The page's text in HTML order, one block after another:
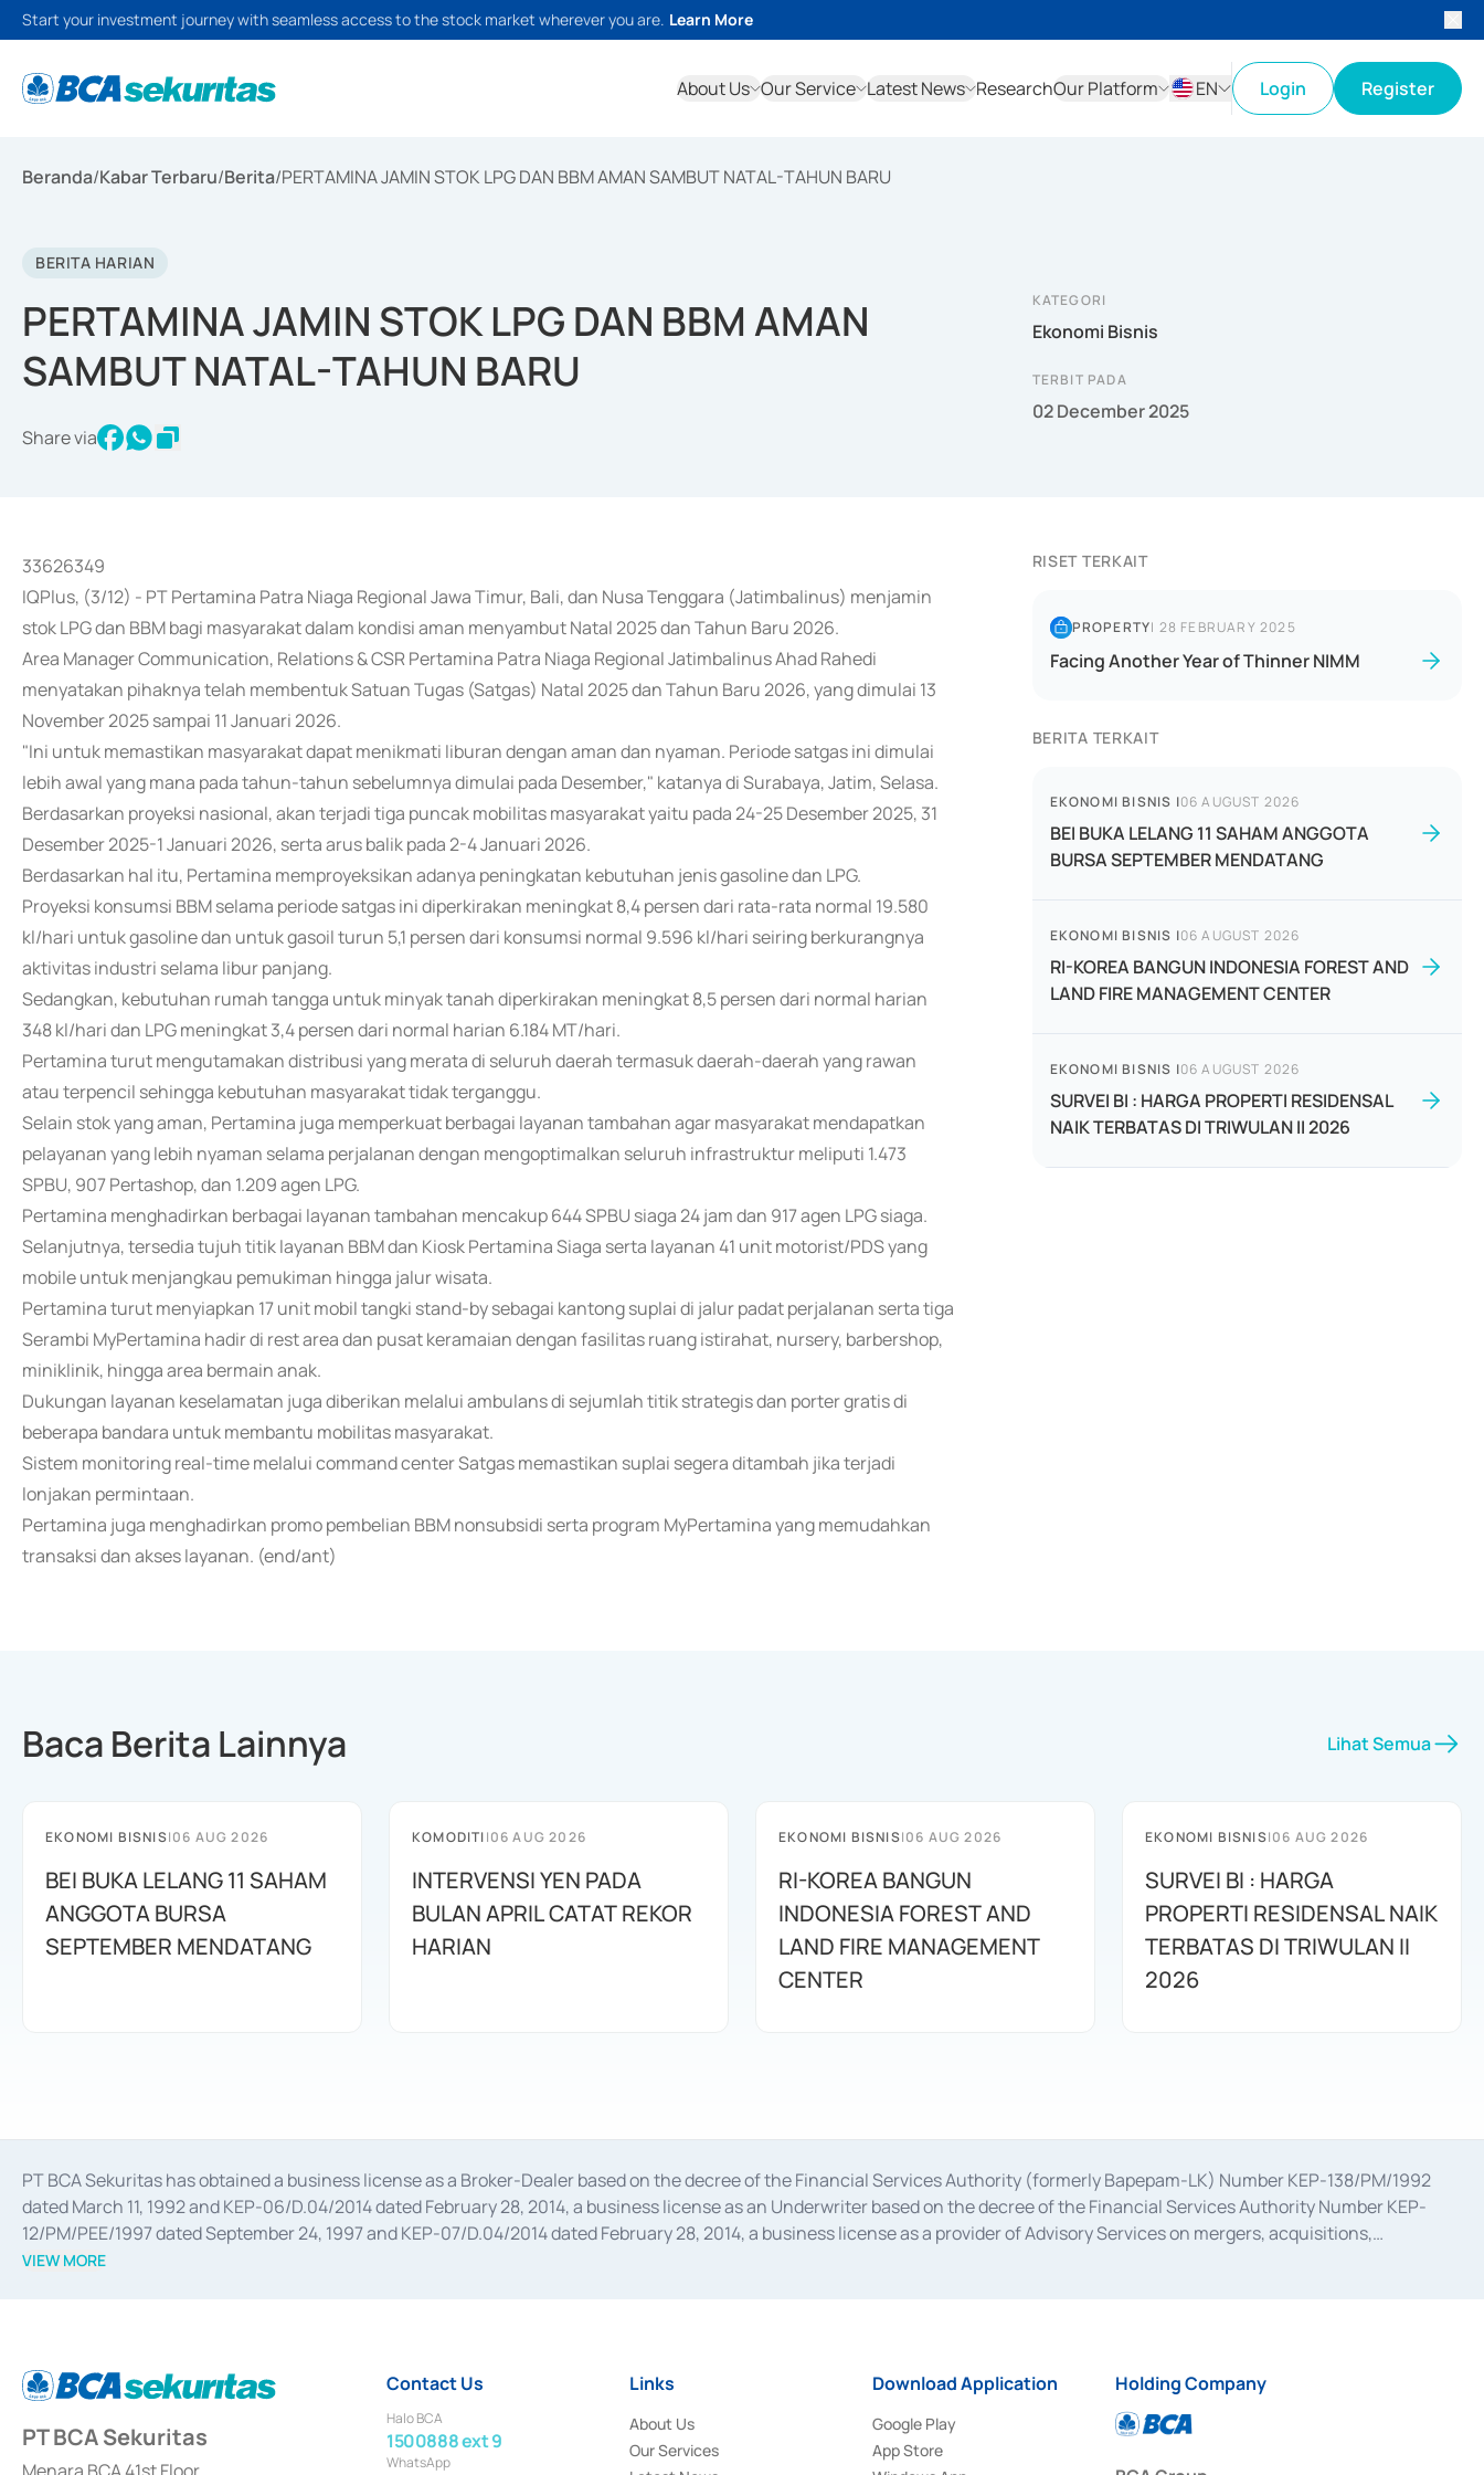
Start your investment journey with seamless access to the stock market wherever you are. Learn More
About Us Our Service Latest News ResearchOur Platform
EN
Login Register
Beranda/Kabar Terbaru/Berita/PERTAMINA JAMIN STOK LPG DAN BBM AMAN SAMBUT NATAL-TAHUN BARU
BERITA HARIAN
PERTAMINA JAMIN STOK LPG DAN BBM AMAN
SAMBUT NATAL-TAHUN BARU
Share via
KATEGORI
Ekonomi Bisnis
TERBIT PADA
02 December 2025
33626349
IQPlus, (3/12) - PT Pertamina Patra Niaga Regional Jawa Timur, Bali, dan Nusa Tenggara (Jatimbalinus) menjamin
stok LPG dan BBM bagi masyarakat dalam kondisi aman menyambut Natal 2025 dan Tahun Baru 2026.
Area Manager Communication, Relations & CSR Pertamina Patra Niaga Regional Jatimbalinus Ahad Rahedi
menyatakan pihaknya telah membentuk Satuan Tugas (Satgas) Natal 2025 dan Tahun Baru 2026, yang dimulai 13
November 2025 sampai 11 Januari 2026.
"Ini untuk memastikan masyarakat dapat menikmati liburan dengan aman dan nyaman. Periode satgas ini dimulai
lebih awal yang mana pada tahun-tahun sebelumnya dimulai pada Desember," katanya di Surabaya, Jatim, Selasa.
Berdasarkan proyeksi nasional, akan terjadi tiga puncak mobilitas masyarakat yaitu pada 24-25 Desember 2025, 31
Desember 2025-1 Januari 2026, serta arus balik pada 2-4 Januari 2026.
Berdasarkan hal itu, Pertamina memproyeksikan adanya peningkatan kebutuhan jenis gasoline dan LPG.
Proyeksi konsumsi BBM selama periode satgas ini diperkirakan meningkat 8,4 persen dari rata-rata normal 19.580
kl/hari untuk gasoline dan untuk gasoil turun 5,1 persen dari konsumsi normal 9.596 kl/hari seiring berkurangnya
aktivitas industri selama libur panjang.
Sedangkan, kebutuhan rumah tangga untuk minyak tanah diperkirakan meningkat 8,5 persen dari normal harian
348 kl/hari dan LPG meningkat 3,4 persen dari normal harian 6.184 MT/hari.
Pertamina turut mengutamakan distribusi yang merata di seluruh daerah termasuk daerah-daerah yang rawan
atau terpencil sehingga kebutuhan masyarakat tidak terganggu.
Selain stok yang aman, Pertamina juga memperkuat berbagai layanan tambahan agar masyarakat mendapatkan
pelayanan yang lebih nyaman selama perjalanan dengan mengoptimalkan seluruh infrastruktur meliputi 1.473
SPBU, 907 Pertashop, dan 1.209 agen LPG.
Pertamina menghadirkan berbagai layanan tambahan mencakup 644 SPBU siaga 24 jam dan 917 agen LPG siaga.
Selanjutnya, tersedia tujuh titik layanan BBM dan Kiosk Pertamina Siaga serta layanan 41 unit motorist/PDS yang
mobile untuk menjangkau pemukiman hingga jalur wisata.
Pertamina turut menyiapkan 17 unit mobil tangki stand-by sebagai kantong suplai di jalur padat perjalanan serta tiga
Serambi MyPertamina hadir di rest area dan pusat keramaian dengan fasilitas ruang istirahat, nursery, barbershop,
miniklinik, hingga area bermain anak.
Dukungan layanan keselamatan juga diberikan melalui ambulans di sejumlah titik strategis dan porter gratis di
beberapa bandara untuk membantu mobilitas masyarakat.
Sistem monitoring real-time melalui command center Satgas memastikan suplai segera ditambah jika terjadi
lonjakan permintaan.
Pertamina juga menghadirkan promo pembelian BBM nonsubsidi serta program MyPertamina yang memudahkan
transaksi dan akses layanan. (end/ant)
RISET TERKAIT
PROPERTY| 28 FEBRUARY 2025
Facing Another Year of Thinner NIMM
BERITA TERKAIT
EKONOMI BISNIS |06 AUGUST 2026
BEI BUKA LELANG 11 SAHAM ANGGOTA
BURSA SEPTEMBER MENDATANG
EKONOMI BISNIS |06 AUGUST 2026
RI-KOREA BANGUN INDONESIA FOREST AND
LAND FIRE MANAGEMENT CENTER
EKONOMI BISNIS |06 AUGUST 2026
SURVEI BI : HARGA PROPERTI RESIDENSAL
NAIK TERBATAS DI TRIWULAN II 2026
Baca Berita Lainnya Lihat Semua
EKONOMI BISNIS|06 AUG 2026
BEI BUKA LELANG 11 SAHAM
ANGGOTA BURSA
SEPTEMBER MENDATANG
KOMODITI|06 AUG 2026
INTERVENSI YEN PADA
BULAN APRIL CATAT REKOR
HARIAN
EKONOMI BISNIS|06 AUG 2026
RI-KOREA BANGUN
INDONESIA FOREST AND
LAND FIRE MANAGEMENT
CENTER
EKONOMI BISNIS|06 AUG 2026
SURVEI BI : HARGA
PROPERTI RESIDENSAL NAIK
TERBATAS DI TRIWULAN II
2026
PT BCA Sekuritas has obtained a business license as a Broker-Dealer based on the decree of the Financial Services Authority (formerly Bapepam-LK) Number KEP-138/PM/1992
dated March 11, 1992 and KEP-06/D.04/2014 dated February 28, 2014, a business license as an Underwriter based on the decree of the Financial Services Authority Number KEP-
12/PM/PEE/1997 dated September 24, 1997 and KEP-07/D.04/2014 dated February 28, 2014, a business license as a provider of Advisory Services on mergers, acquisitions,
divestments, and joint ventures based on the decree of the Financial Services Authority Number S-67/PM.21/2014 dated February 28, 2014, a business license as a provider of
Settlement of Commercial Paper Transactions whose license was issued in 2018.
VIEW MORE
PT BCA Sekuritas
Contact Us
Halo BCA
1500888 ext 9
WhatsApp
Links
About Us
Our Services
Download Application
Google Play
App Store
Holding Company